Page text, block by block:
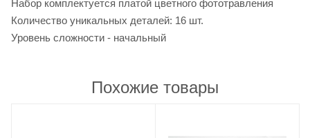
Набор комплектуется платой цветного фототравления
Количество уникальных деталей: 16 шт.
Уровень сложности - начальный
Похожие товары